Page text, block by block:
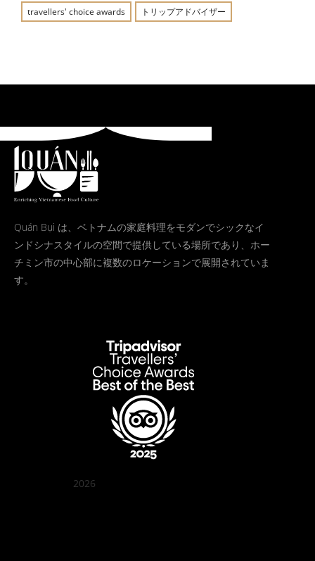
travellers' choice awards トリップアドバイザー
Quán Bụi は、ベトナムの家庭料理をモダンでシックなイ
ンドシナスタイルの空間で提供している場所であり、ホー
チミン市の中心部に複数のロケーションで展開されていま
す。
2026